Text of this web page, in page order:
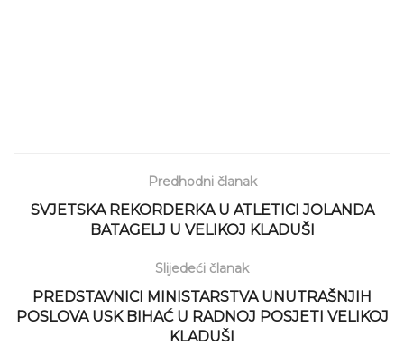
Predhodni članak
SVJETSKA REKORDERKA U ATLETICI JOLANDA
BATAGELJ U VELIKOJ KLADUŠI
Slijedeći članak
PREDSTAVNICI MINISTARSTVA UNUTRAŠNJIH
POSLOVA USK BIHAĆ U RADNOJ POSJETI VELIKOJ
KLADUŠI